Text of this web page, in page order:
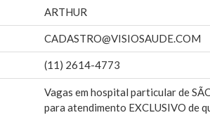
ARTHUR
CADASTRO@VISIOSAUDE.COM
(11) 2614-4773
Vagas em hospital particular de
para atendimento EXCLUSIVO de